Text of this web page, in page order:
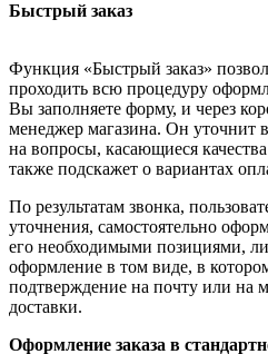
Быстрый заказ
Функция «Быстрый заказ»
проходить всю процедуру
Вы заполняете форму, и через
менеджер магазина. Он уточнит
на вопросы, касающиеся
также подскажет о вариантах
По результатам звонка,
уточнения, самостоятельно
его необходимыми позициями,
оформление в том виде, в
подтверждение на почту или на
доставки.
Оформление заказа в